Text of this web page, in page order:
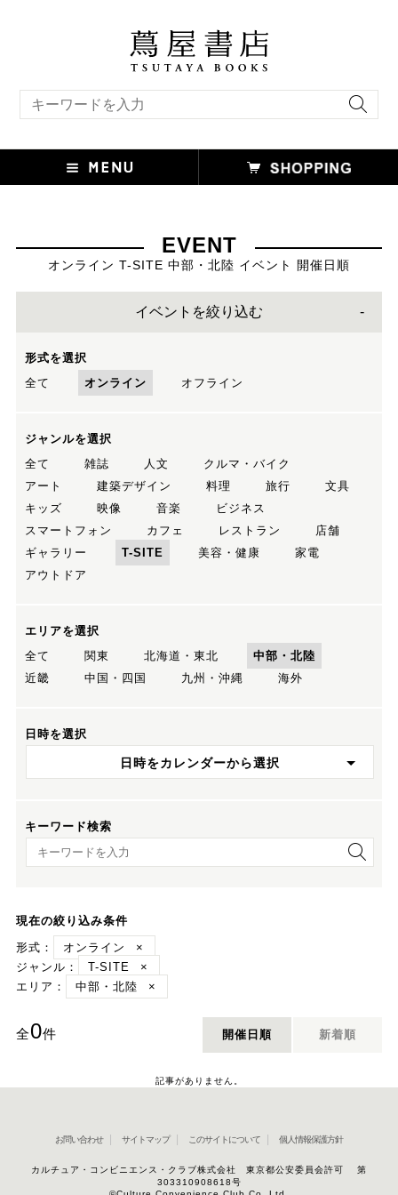
EVENT
オンライン T-SITE 中部・北陸 イベント 開催日順
イベントを絞り込む
形式を選択
全て
オンライン オフライン
ジャンルを選択
全て
雑誌 人文
クルマ・バイク
アート
建築デザイン 料理 旅行
文具
キッズ
映像 音楽
ビジネス
スマートフォン
カフェ レストラン
店舗
ギャラリー
T-SITE 美容・健康
家電
アウトドア
エリアを選択
全て
関東 北海道・東北
中部・北陸
近畿
中国・四国 九州・沖縄 海外
日時を選択
日時をカレンダーから選択
キーワード検索
キーワード検索
現在の絞り込み条件
形式：
オンライン
×
ジャンル：
T-SITE
×
エリア：
中部・北陸 ×
全0件 開催日順 新着順
記事がありません。
お問い合わせ サイトマップ このサイトについて 個人情報保護方針
カルチュア・コンビニエンス・クラブ株式会社 東京都公安委員会許可 第
303310908618号